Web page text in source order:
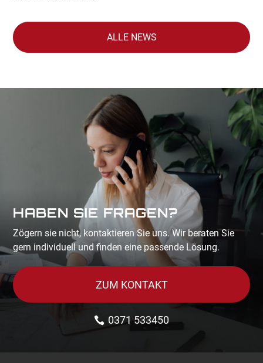
ALLE NEWS
HABEN SIE FRAGEN?
Zögern sie nicht, kontaktieren Sie uns. Wir beraten Sie
gern individuell und finden eine passende Lösung.
ZUM KONTAKT
0371 533450